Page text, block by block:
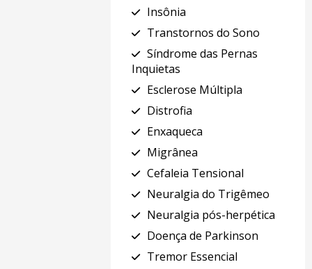
Insônia
Transtornos do Sono
Síndrome das Pernas
Inquietas
Esclerose Múltipla
Distrofia
Enxaqueca
Migrânea
Cefaleia Tensional
Neuralgia do Trigêmeo
Neuralgia pós-herpética
Doença de Parkinson
Tremor Essencial